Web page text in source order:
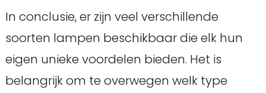
In conclusie, er zijn veel verschillende
soorten lampen beschikbaar die elk hun
eigen unieke voordelen bieden. Het is
belangrijk om te overwegen welk type